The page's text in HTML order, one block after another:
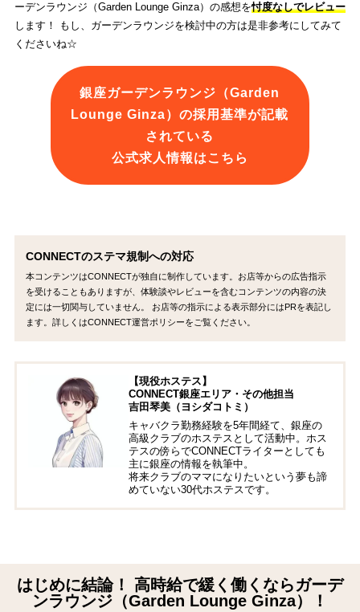
ーデンラウンジ（Garden Lounge Ginza）の感想を忖度なしでレビュー
します！ もし、ガーデンラウンジを検討中の方は是非参考にしてみて
くださいね☆
銀座ガーデンラウンジ（Garden
Lounge Ginza）の採用基準が記載
されている
公式求人情報はこちら
CONNECTのステマ規制への対応
本コンテンツはCONNECTが独自に制作しています。お店等からの広告指示
を受けることもありますが、体験談やレビューを含むコンテンツの内容の決
定には一切関与していません。 お店等の指示による表示部分にはPRを表記し
ます。詳しくはCONNECT運営ポリシーをご覧ください。
【現役ホステス】
CONNECT銀座エリア・その他担当
吉田琴美（ヨシダコトミ）
キャバクラ勤務経験を5年間経て、銀座の
高級クラブのホステスとして活動中。ホス
テスの傍らでCONNECTライターとしても
主に銀座の情報を執筆中。
将来クラブのママになりたいという夢も諦
めていない30代ホステスです。
はじめに結論！ 高時給で緩く働くならガーデ
ンラウンジ（Garden Lounge Ginza）！